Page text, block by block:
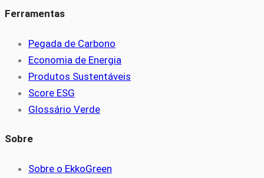
Ferramentas
Pegada de Carbono
Economia de Energia
Produtos Sustentáveis
Score ESG
Glossário Verde
Sobre
Sobre o EkkoGreen